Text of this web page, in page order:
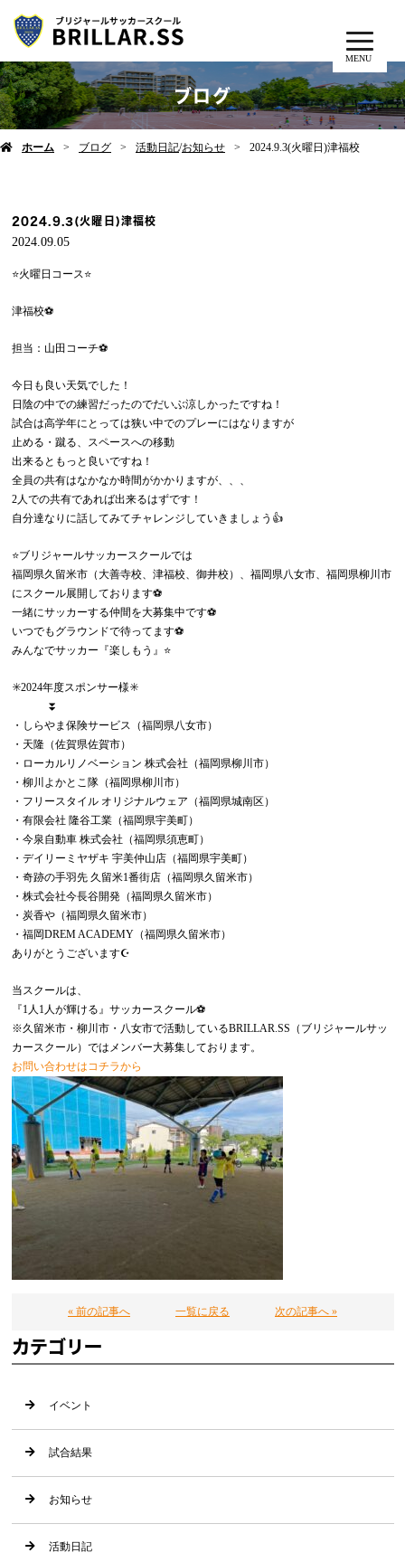
MENU
ブログ
ホーム ブログ 活動日記/お知らせ 2024.9.3(火曜日)津福校
2024.9.3(火曜日)津福校
2024.09.05
⭐️火曜日コース⭐️
津福校⚽️
担当：山田コーチ⚽️
今日も良い天気でした！
日陰の中での練習だったのでだいぶ涼しかったですね！
試合は高学年にとっては狭い中でのプレーにはなりますが
止める・蹴る、スペースへの移動
出来るともっと良いですね！
全員の共有はなかなか時間がかかりますが、、、
2人での共有であれば出来るはずです！
自分達なりに話してみてチャレンジしていきましょう👍
⭐️ブリジャールサッカースクールでは
福岡県久留米市（大善寺校、津福校、御井校）、福岡県八女市、福岡県柳川市
にスクール展開しております⚽️
一緒にサッカーする仲間を大募集中です⚽️
いつでもグラウンドで待ってます⚽️
みんなでサッカー『楽しもう』⭐️
✳️2024年度スポンサー様✳️
⏬
・しらやま保険サービス（福岡県八女市）
・天隆（佐賀県佐賀市）
・ローカルリノベーション 株式会社（福岡県柳川市）
・柳川よかとこ隊（福岡県柳川市）
・フリースタイル オリジナルウェア（福岡県城南区）
・有限会社 隆谷工業（福岡県宇美町）
・今泉自動車 株式会社（福岡県須恵町）
・デイリーミヤザキ 宇美仲山店（福岡県宇美町）
・奇跡の手羽先 久留米1番街店（福岡県久留米市）
・株式会社今長谷開発（福岡県久留米市）
・炭香や（福岡県久留米市）
・福岡DREM ACADEMY（福岡県久留米市）
ありがとうございます☪️
当スクールは、
『1人1人が輝ける』サッカースクール⚽️
※久留米市・柳川市・八女市で活動しているBRILLAR.SS（ブリジャールサッ
カースクール）ではメンバー大募集しております。
お問い合わせはコチラから
« 前の記事へ 一覧に戻る 次の記事へ »
カテゴリー
イベント
試合結果
お知らせ
活動日記